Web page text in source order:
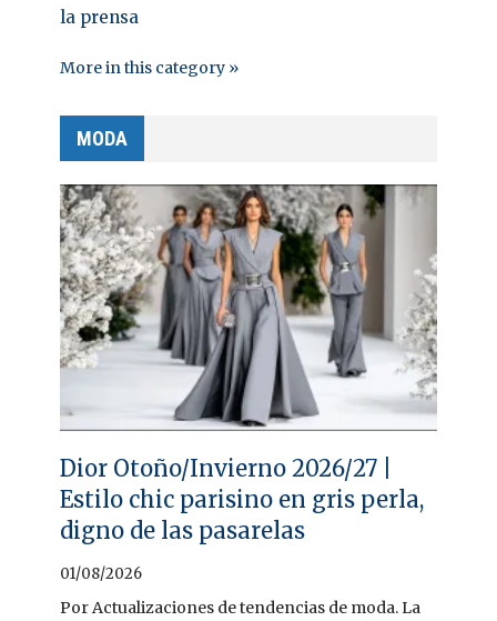
la prensa
More in this category »
MODA
Dior Otoño/Invierno 2026/27 |
Estilo chic parisino en gris perla,
digno de las pasarelas
01/08/2026
Por Actualizaciones de tendencias de moda. La